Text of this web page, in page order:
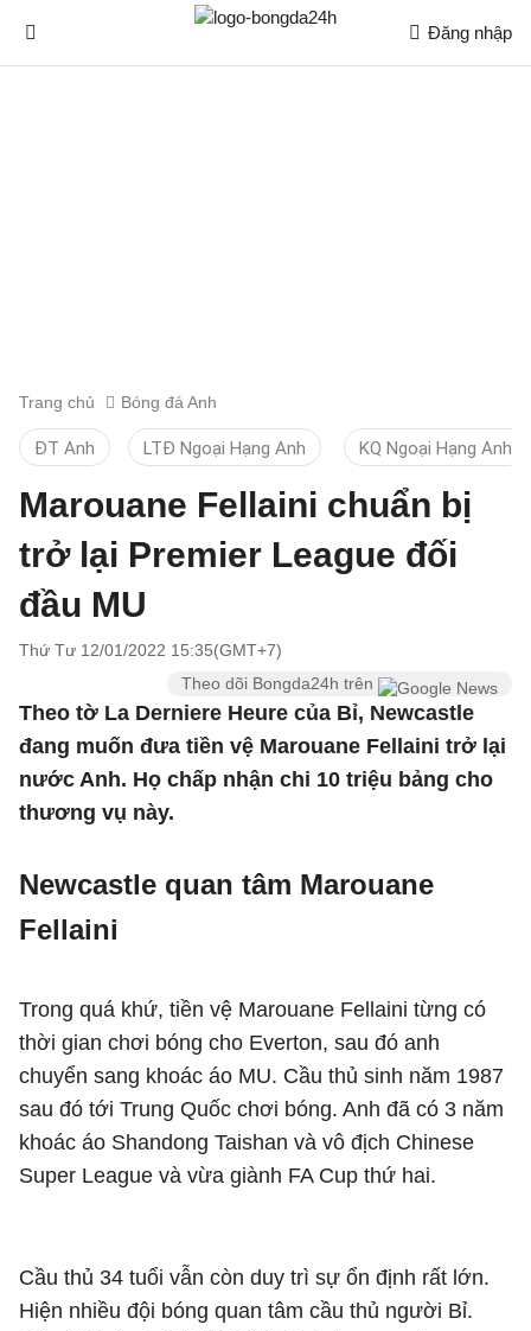
Đăng nhập
Trang chủ Bóng đá Anh
ĐT Anh LTĐ Ngoại Hạng Anh KQ Ngoại Hạng Anh
Marouane Fellaini chuẩn bị
trở lại Premier League đối
đầu MU
Thứ Tư 12/01/2022 15:35(GMT+7)
Theo dõi Bongda24h trên
Theo tờ La Derniere Heure của Bỉ, Newcastle
đang muốn đưa tiền vệ Marouane Fellaini trở lại
nước Anh. Họ chấp nhận chi 10 triệu bảng cho
thương vụ này.
Newcastle quan tâm Marouane
Fellaini
Trong quá khứ, tiền vệ Marouane Fellaini từng có
thời gian chơi bóng cho Everton, sau đó anh
chuyển sang khoác áo MU. Cầu thủ sinh năm 1987
sau đó tới Trung Quốc chơi bóng. Anh đã có 3 năm
khoác áo Shandong Taishan và vô địch Chinese
Super League và vừa giành FA Cup thứ hai.
Cầu thủ 34 tuổi vẫn còn duy trì sự ổn định rất lớn.
Hiện nhiều đội bóng quan tâm cầu thủ người Bỉ.